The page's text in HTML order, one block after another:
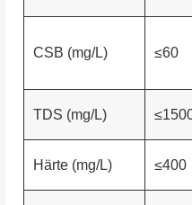
CSB (mg/L) ≤60
TDS (mg/L)
Härte (mg/L) ≤400